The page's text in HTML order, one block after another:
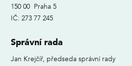
150 00 Praha 5
IČ: 273 77 245
Správní rada
Jan Krejčíř, předseda správní rady